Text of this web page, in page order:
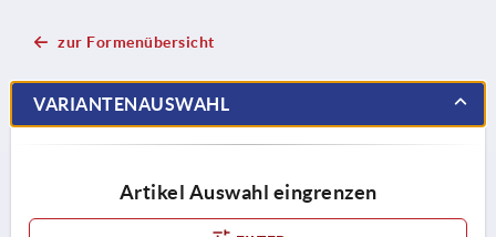
zur Formenübersicht
VARIANTENAUSWAHL
Artikel Auswahl eingrenzen